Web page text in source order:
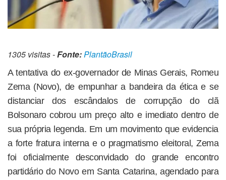
1305 visitas -Fonte:PlantãoBrasil
A tentativa do ex-governador de Minas Gerais, Romeu
Zema (Novo), de empunhar a bandeira da ética e se
distanciar dos escândalos de corrupção do clã
Bolsonaro cobrou um preço alto e imediato dentro de
sua própria legenda. Em um movimento que evidencia
a forte fratura interna e o pragmatismo eleitoral, Zema
foi oficialmente desconvidado do grande encontro
partidário do Novo em Santa Catarina, agendado para